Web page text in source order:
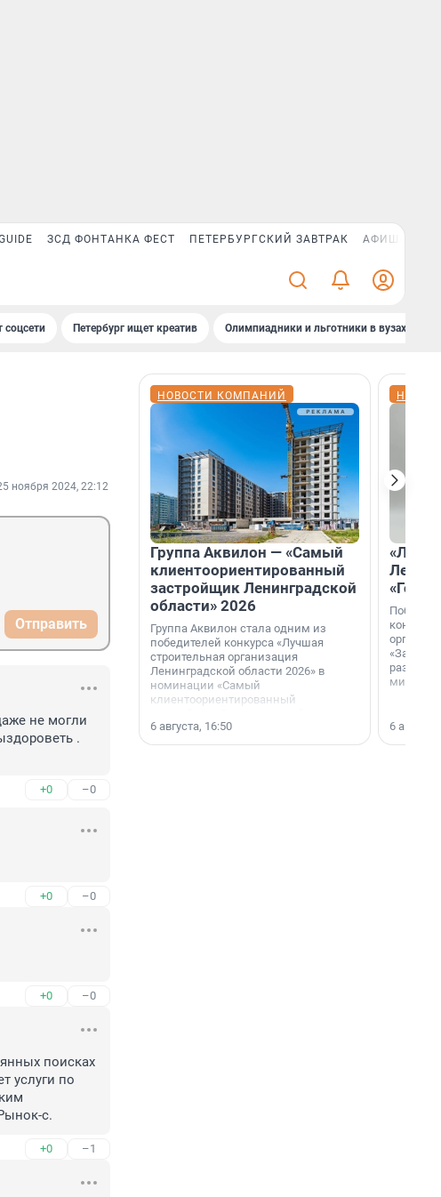
ЗСД ФОНТАНКА ФЕСТ ПЕТЕРБУРГСКИЙ ЗАВТРАК АФИША PLUS
соцсети Петербург ищет креатив Олимпиадники и льготники в вузах СПб
ноября 2024, 22:12
Отправить
не могли
.
+0 –0
+0 –0
+0 –0
поисках
услуги по
с.
+0 –1
НОВОСТИ КОМПАНИЙ
Группа Аквилон — «Самый
клиентоориентированный
застройщик Ленинградской
области» 2026
Группа Аквилон стала одним из
победителей конкурса «Лучшая
строительная организация
Ленинградской области 2026» в
номинации «Самый
клиентоориентированный
области».
6 августа, 16:50
«За
6